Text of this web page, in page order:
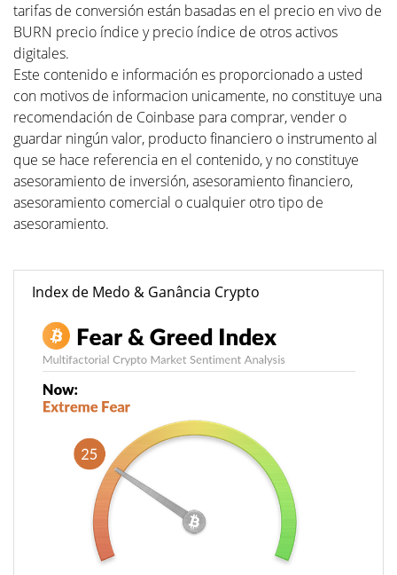
tarifas de conversión están basadas en el precio en vivo de
BURN precio índice y precio índice de otros activos
digitales.
Este contenido e información es proporcionado a usted
con motivos de informacion unicamente, no constituye una
recomendación de Coinbase para comprar, vender o
guardar ningún valor, producto financiero o instrumento al
que se hace referencia en el contenido, y no constituye
asesoramiento de inversión, asesoramiento financiero,
asesoramiento comercial o cualquier otro tipo de
asesoramiento.
Index de Medo & Ganância Crypto